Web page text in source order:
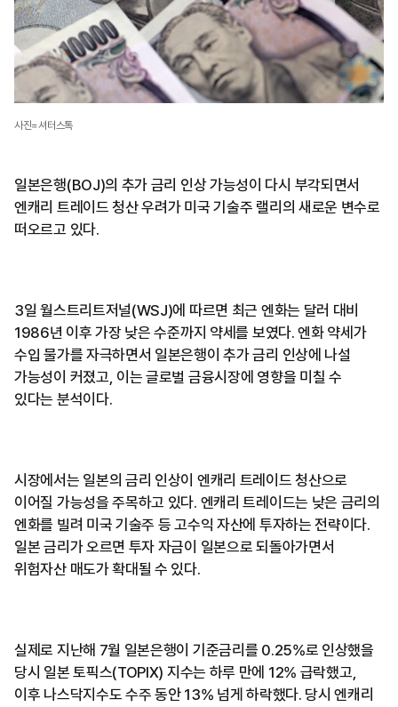
사진=셔터스톡
일본은행(BOJ)의 추가 금리 인상 가능성이 다시 부각되면서
엔캐리 트레이드 청산 우려가 미국 기술주 랠리의 새로운 변수로
떠오르고 있다.
3일 월스트리트저널(WSJ)에 따르면 최근 엔화는 달러 대비
1986년 이후 가장 낮은 수준까지 약세를 보였다. 엔화 약세가
수입 물가를 자극하면서 일본은행이 추가 금리 인상에 나설
가능성이 커졌고, 이는 글로벌 금융시장에 영향을 미칠 수
있다는 분석이다.
시장에서는 일본의 금리 인상이 엔캐리 트레이드 청산으로
이어질 가능성을 주목하고 있다. 엔캐리 트레이드는 낮은 금리의
엔화를 빌려 미국 기술주 등 고수익 자산에 투자하는 전략이다.
일본 금리가 오르면 투자 자금이 일본으로 되돌아가면서
위험자산 매도가 확대될 수 있다.
실제로 지난해 7월 일본은행이 기준금리를 0.25%로 인상했을
당시 일본 토픽스(TOPIX) 지수는 하루 만에 12% 급락했고,
이후 나스닥지수도 수주 동안 13% 넘게 하락했다. 당시 엔캐리